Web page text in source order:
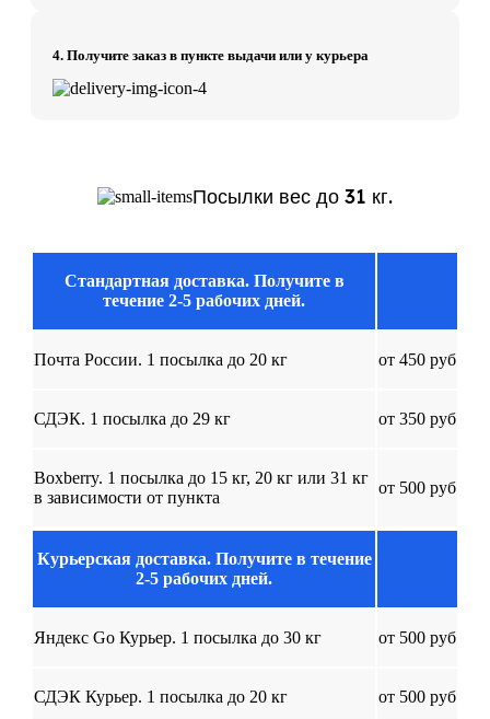
4. Получите заказ в пункте выдачи или у курьера
Посылки вес до 31 кг.
Стандартная доставка. Получите в
течение 2-5 рабочих дней.
Почта России. 1 посылка до 20 кг от 450 руб
СДЭК. 1 посылка до 29 кг от 350 руб
Boxberry. 1 посылка до 15 кг, 20 кг или 31 кг
в зависимости от пункта
от 500 руб
Курьерская доставка. Получите в течение
2-5 рабочих дней.
Яндекс Go Курьер. 1 посылка до 30 кг от 500 руб
СДЭК Курьер. 1 посылка до 20 кг от 500 руб